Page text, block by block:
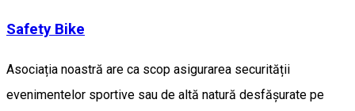
Safety Bike
Asociația noastră are ca scop asigurarea securității
evenimentelor sportive sau de altă natură desfășurate pe